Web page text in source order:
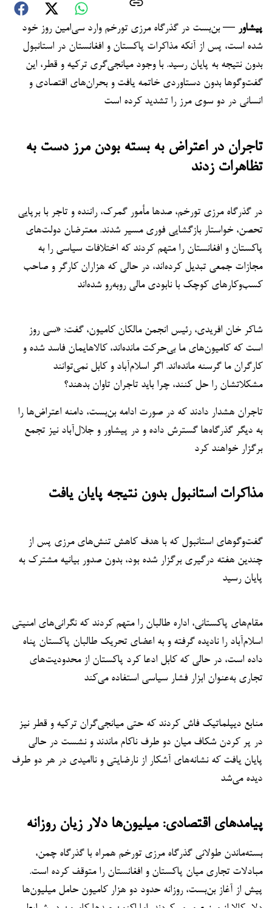
پیشاور — بن‌بست در گذرگاه مرزی تورخم وارد سی‌امین روز خود
شده است، پس از آنکه مذاکرات پاکستان و افغانستان در استانبول
بدون نتیجه به پایان رسید. با وجود میانجی‌گری ترکیه و قطر، این
گفت‌وگوها بدون دستاوردی خاتمه یافت و بحران‌های اقتصادی و
انسانی در دو سوی مرز را تشدید کرده است
تاجران در اعتراض به بسته بودن مرز دست به
تظاهرات زدند
در گذرگاه مرزی تورخم، صدها مأمور گمرک، راننده و تاجر با برپایی
تحصن، خواستار بازگشایی فوری مسیر شدند. معترضان دولت‌های
پاکستان و افغانستان را متهم کردند که اختلافات سیاسی را به
مجازات جمعی تبدیل کرده‌اند، در حالی که هزاران کارگر و صاحب
کسب‌وکارهای کوچک با نابودی مالی روبه‌رو شده‌اند
شاکر خان افریدی، رئیس انجمن مالکان کامیون، گفت: «سی روز
است که کامیون‌های ما بی‌حرکت مانده‌اند، کالاهایمان فاسد شده و
کارگران ما گرسنه مانده‌اند. اگر اسلام‌آباد و کابل نمی‌توانند
مشکلاتشان را حل کنند، چرا باید تاجران تاوان بدهند؟
تاجران هشدار دادند که در صورت ادامه بن‌بست، دامنه اعتراض‌ها را
به دیگر گذرگاه‌ها گسترش داده و در پیشاور و جلال‌آباد نیز تجمع
برگزار خواهند کرد
مذاکرات استانبول بدون نتیجه پایان یافت
گفت‌وگوهای استانبول که با هدف کاهش تنش‌های مرزی پس از
چندین هفته درگیری برگزار شده بود، بدون صدور بیانیه مشترک به
پایان رسید
مقام‌های پاکستانی، اداره طالبان را متهم کردند که نگرانی‌های امنیتی
اسلام‌آباد را نادیده گرفته و به اعضای تحریک طالبان پاکستان پناه
داده است، در حالی که کابل ادعا کرد پاکستان از محدودیت‌های
تجاری به‌عنوان ابزار فشار سیاسی استفاده می‌کند
منابع دیپلماتیک فاش کردند که حتی میانجی‌گران ترکیه و قطر نیز
در پر کردن شکاف میان دو طرف ناکام ماندند و نشست در حالی
پایان یافت که نشانه‌های آشکار از نارضایتی و ناامیدی در هر دو طرف
دیده می‌شد
پیامدهای اقتصادی: میلیون‌ها دلار زیان روزانه
بسته‌ماندن طولانی گذرگاه مرزی تورخم همراه با گذرگاه چمن،
مبادلات تجاری میان پاکستان و افغانستان را متوقف کرده است.
پیش از آغاز بن‌بست، روزانه حدود دو هزار کامیون حامل میلیون‌ها